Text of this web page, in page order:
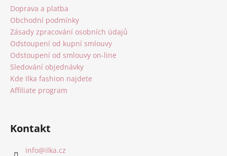
Doprava a platba
Obchodní podmínky
Zásady zpracování osobních údajů
Odstoupení od kupní smlouvy
Odstoupení od smlouvy on-line
Sledování objednávky
Kde Ilka fashion najdete
Affiliate program
Kontakt
info@ilka.cz